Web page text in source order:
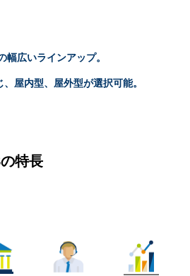
広いラインアップ。
屋内型、屋外型が選択可能。
特長